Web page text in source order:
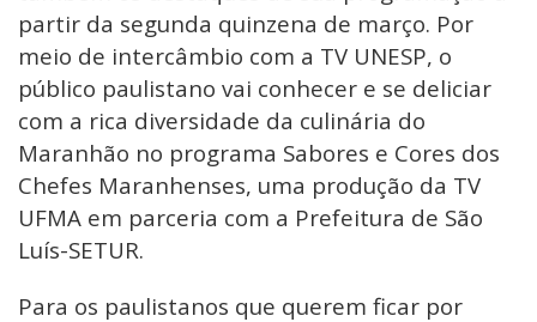
partir da segunda quinzena de março. Por
meio de intercâmbio com a TV UNESP, o
público paulistano vai conhecer e se deliciar
com a rica diversidade da culinária do
Maranhão no programa Sabores e Cores dos
Chefes Maranhenses, uma produção da TV
UFMA em parceria com a Prefeitura de São
Luís-SETUR.
Para os paulistanos que querem ficar por